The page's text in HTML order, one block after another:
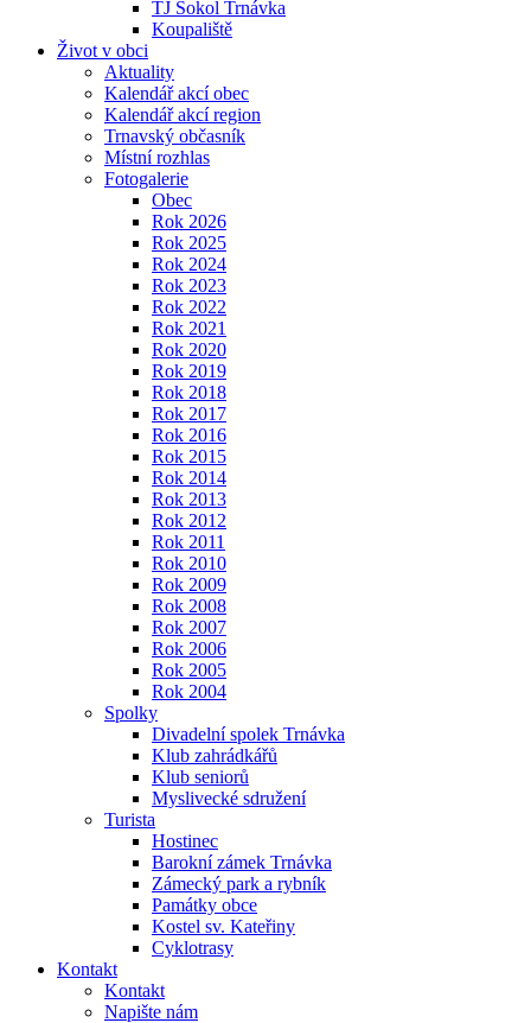
TJ Sokol Trnávka
Koupaliště
Život v obci
Aktuality
Kalendář akcí obec
Kalendář akcí region
Trnavský občasník
Místní rozhlas
Fotogalerie
Obec
Rok 2026
Rok 2025
Rok 2024
Rok 2023
Rok 2022
Rok 2021
Rok 2020
Rok 2019
Rok 2018
Rok 2017
Rok 2016
Rok 2015
Rok 2014
Rok 2013
Rok 2012
Rok 2011
Rok 2010
Rok 2009
Rok 2008
Rok 2007
Rok 2006
Rok 2005
Rok 2004
Spolky
Divadelní spolek Trnávka
Klub zahrádkářů
Klub seniorů
Myslivecké sdružení
Turista
Hostinec
Barokní zámek Trnávka
Zámecký park a rybník
Památky obce
Kostel sv. Kateřiny
Cyklotrasy
Kontakt
Kontakt
Napište nám